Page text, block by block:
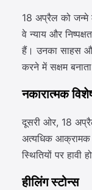
18 अप्रैल को जन्मे
वे न्याय और
हैं। उनका साहस
करने में सक्षम
नकारात्मक
दूसरी ओर, 18
अत्यधिक आक्रामक
स्थितियों पर
हीलिंग स्टोन्स